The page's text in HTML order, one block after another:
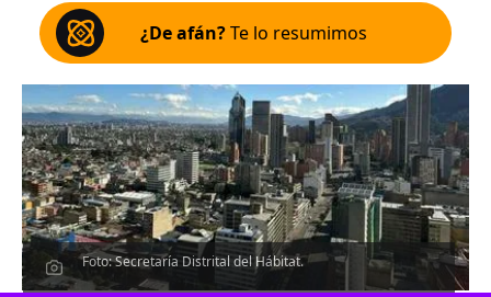
¿De afán?Te lo resumimos
Foto: Secretaría Distrital del Hábitat.